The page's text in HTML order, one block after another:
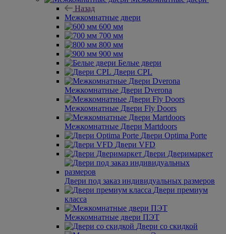
Назад
Межкомнатные двери
600 мм
700 мм
800 мм
900 мм
Белые двери
Двери CPL
Межкомнатные Двери Dverona
Межкомнатные Двери Fly Doors
Межкомнатные Двери Martdoors
Двери Optima Porte
Двери VFD
Двери Дверимаркет
Двери под заказ индивидуальных размеров
Двери премиум
класса
Межкомнатные двери ПЭТ
Двери со скидкой